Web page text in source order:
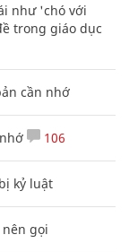
như 'chó với
trong giáo dục
cần nhớ
106
kỷ luật
gọi